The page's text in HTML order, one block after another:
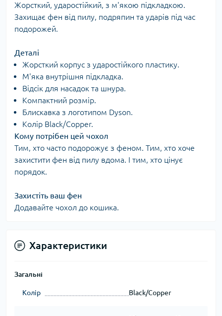
Жорсткий, ударостійкий, з м'якою підкладкою.
Захищає фен від пилу, подряпин та ударів під час
подорожей.
Деталі
Жорсткий корпус з ударостійкого пластику.
М'яка внутрішня підкладка.
Відсік для насадок та шнура.
Компактний розмір.
Блискавка з логотипом Dyson.
Колір Black/Copper.
Кому потрібен цей чохол
Тим, хто часто подорожує з феном. Тим, хто хоче
захистити фен від пилу вдома. І тим, хто цінує
порядок.
Захистіть ваш фен
Додавайте чохол до кошика.
Характеристики
Загальні
Колір Black/Copper